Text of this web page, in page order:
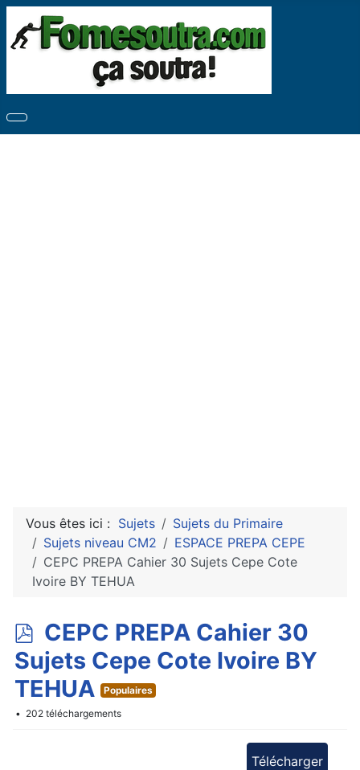
Vous êtes ici : Sujets
Sujets du Primaire
Sujets niveau CM2
ESPACE PREPA CEPE
CEPC PREPA Cahier 30 Sujets Cepe Cote
Ivoire BY TEHUA
p
d
f
CEPC PREPA Cahier 30
Sujets Cepe Cote Ivoire BY
TEHUA
Populaires
202 téléchargements
Télécharger